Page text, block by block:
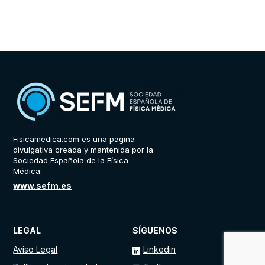
Fisicamedica.com es una pagina
divulgativa creada y mantenida por la
Sociedad Española de la Física
Médica.
www.sefm.es
SÍGUENOS
Linkedin
LEGAL
Aviso Legal